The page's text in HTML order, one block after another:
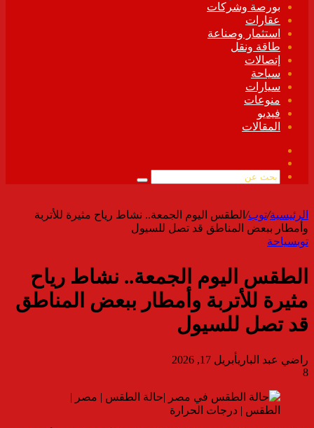
بورصة وشركات
عقارات
استثمار وصناعة
طاقة ونقل
إتصالات
سياحة
سيارات
منوعات
فيديو
المقالات
الموقع
بحث
الرئيسية/توب/ الطقس اليوم الجمعة.. نشاط رياح مثيرة للأتربة
وأمطار ببعض المناطق قد تصل للسيول
توبسياحة
الطقس اليوم الجمعة.. نشاط رياح
مثيرة للأتربة وأمطار ببعض المناطق
قد تصل للسيول
راضي عبد الباريأبريل 17, 2026
8